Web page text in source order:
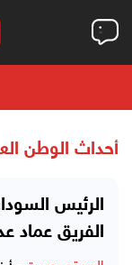
أحداث الوطن
الرئيس
الفريق عماد